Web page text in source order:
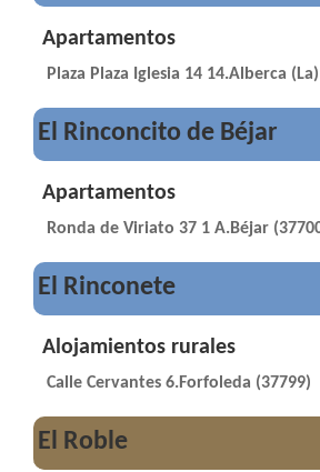
Apartamentos
Plaza Plaza Iglesia 14 14.Alberca
El Rinconcito de Béjar
Apartamentos
Ronda de Viriato 37 1 A.Béjar
El Rinconete
Alojamientos rurales
Calle Cervantes 6.Forfoleda (37799)
El Roble